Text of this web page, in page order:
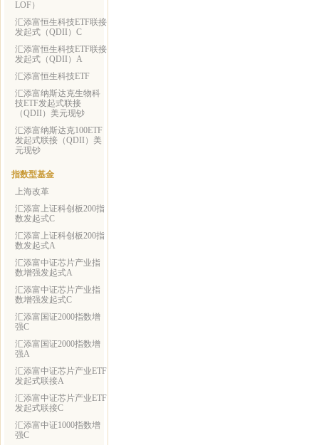
LOF）
汇添富恒生科技ETF联接
发起式（QDII）C
汇添富恒生科技ETF联接
发起式（QDII）A
汇添富恒生科技ETF
汇添富纳斯达克生物科
技ETF发起式联接
（QDII）美元现钞
汇添富纳斯达克100ETF
发起式联接（QDII）美
元现钞
指数型基金
上海改革
汇添富上证科创板200指
数发起式C
汇添富上证科创板200指
数发起式A
汇添富中证芯片产业指
数增强发起式A
汇添富中证芯片产业指
数增强发起式C
汇添富国证2000指数增
强C
汇添富国证2000指数增
强A
汇添富中证芯片产业ETF
发起式联接A
汇添富中证芯片产业ETF
发起式联接C
汇添富中证1000指数增
强C